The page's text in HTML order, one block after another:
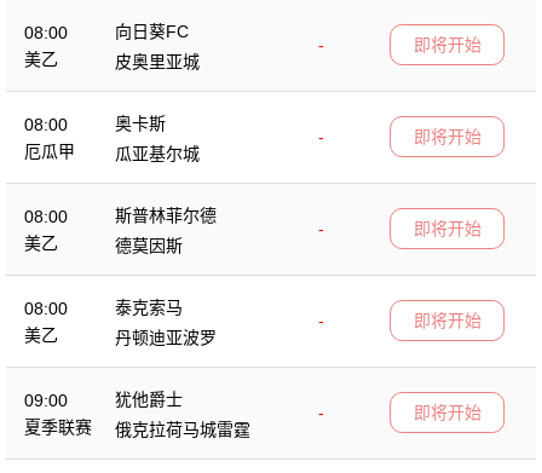
08:00
美乙
向日葵FC
-
皮奥里亚城
即将开始
08:00
厄瓜甲
奥卡斯
-
瓜亚基尔城
即将开始
08:00
美乙
斯普林菲尔德
-
德莫因斯
即将开始
08:00
美乙
泰克索马
-
丹顿迪亚波罗
即将开始
09:00
夏季联赛
犹他爵士
-
俄克拉荷马城雷霆
即将开始